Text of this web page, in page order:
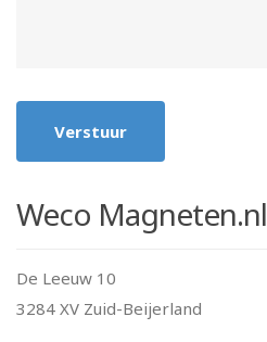
Verstuur
Weco Magneten.nl
De Leeuw 10
3284 XV Zuid-Beijerland